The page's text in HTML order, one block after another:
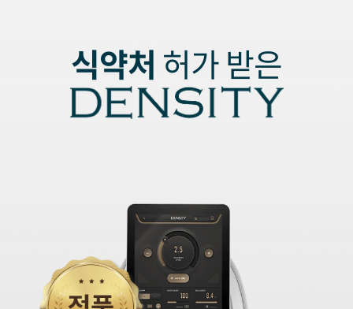
식약처 허가 받은